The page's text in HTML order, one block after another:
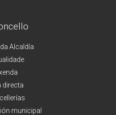
Alcaldía
directa
municipal